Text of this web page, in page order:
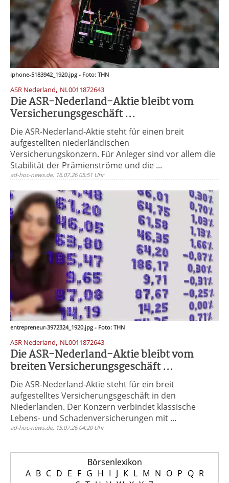
iphone-5183942_1920.jpg - Foto: THN
ASR Nederland, NL0011872643
Die ASR-Nederland-Aktie bleibt vom
Versicherungsgeschäft ...
Die ASR-Nederland-Aktie steht für einen breit
aufgestellten niederländischen
Versicherungskonzern. Für Anleger sind vor allem die
Stabilität der Prämienströme und die ...
ad-hoc-news.de, 16.07.26 05:51 Uhr
entrepreneur-3972324_1920.jpg - Foto: THN
ASR Nederland, NL0011872643
Die ASR-Nederland-Aktie bleibt vom
breiten Versicherungsgeschäft ...
Die ASR-Nederland-Aktie steht für ein breit
aufgestelltes Versicherungsgeschäft in den
Niederlanden. Der Konzern verbindet klassische
Lebens- und Schadenversicherungen mit ...
ad-hoc-news.de, 15.07.26 04:20 Uhr
Börsenlexikon
A B C D E F G H I J K L M N O P Q R